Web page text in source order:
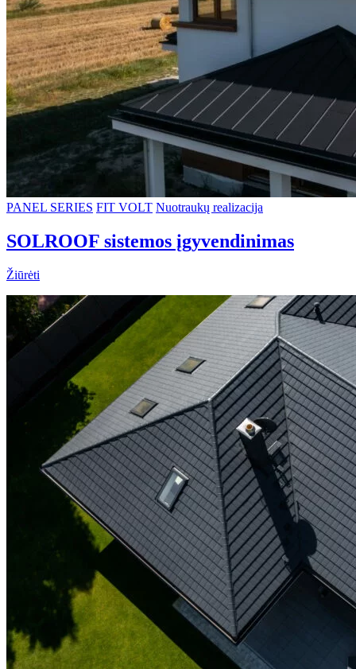
PANEL SERIES FIT VOLT Nuotraukų realizacija
SOLROOF sistemos įgyvendinimas
Žiūrėti